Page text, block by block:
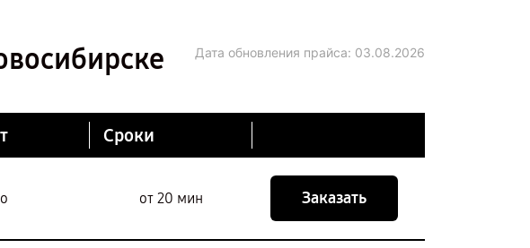
Дата обновления прайса: 03.08.2026
Сроки
от 20 мин Заказать